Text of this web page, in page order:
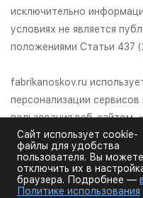
исключительно
условиях не является
положениями Статьи 437
fabrikanoskov.ru
персонализации
пользования веб-сайтом.
небольшие файлы,
предыдущих посещениях
использовать файлы
браузера.
Сайт использует cookie-
файлы для удобства
пользователя. Вы можете
отключить их в
браузера. Подробнее —
Политике использования